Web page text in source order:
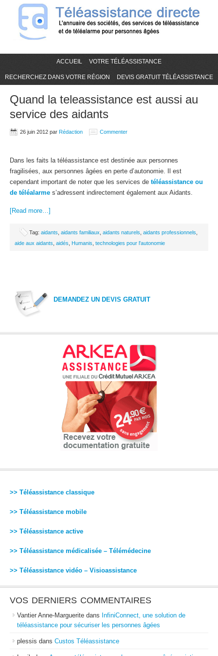
ACCUEIL VOTRE TÉLÉASSISTANCE
RECHERCHEZ DANS VOTRE RÉGION DEVIS GRATUIT TÉLÉASSISTANCE
Quand la teleassistance est aussi au
service des aidants
26 juin 2012 par Rédaction Commenter
Dans les faits la téléassistance est destinée aux personnes
fragilisées, aux personnes âgées en perte d’autonomie. Il est
cependant important de noter que les services de téléassistance ou
de téléalarme s’adressent indirectement également aux Aidants.
[Read more…]
Tag: aidants aidants familiaux aidants naturels aidants professionnels
aide aux aidants aidés Humanis technologies pour l'autonomie
DEMANDEZ UN DEVIS GRATUIT
>> Téléassistance classique
>> Téléassistance mobile
>> Téléassistance active
>> Téléassistance médicalisée – Télémédecine
>> Téléassistance vidéo – Visioassistance
VOS DERNIERS COMMENTAIRES
Vantier Anne-Marguerite dans InfiniConnect, une solution de
téléassistance pour sécuriser les personnes âgées
plessis dans Custos Téléassistance